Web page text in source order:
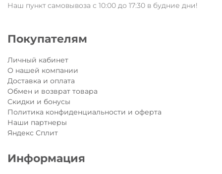
Наш пункт самовывоза с 10:00 до 17:30 в будние дни!
Покупателям
Личный кабинет
О нашей компании
Доставка и оплата
Обмен и возврат товара
Скидки и бонусы
Политика конфиденциальности и оферта
Наши партнеры
Яндекс Сплит
Информация